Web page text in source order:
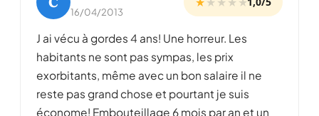
16/04/2013
J ai vécu à gordes 4 ans! Une horreur. Les
habitants ne sont pas sympas, les prix
exorbitants, même avec un bon salaire il ne
reste pas grand chose et pourtant je suis
économe! Embouteillage 6 mois par an et un